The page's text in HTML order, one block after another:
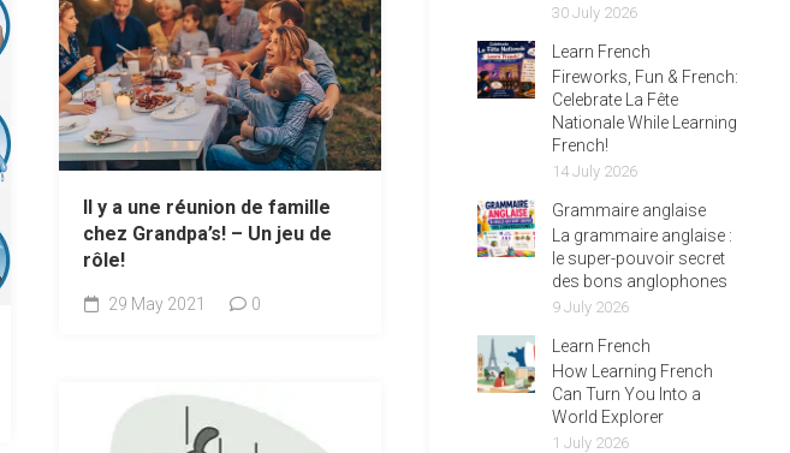
Il y a une réunion de famille
chez Grandpa’s! – Un jeu de
rôle!
29 May 2021 0
30 July 2026
Learn French
Fireworks, Fun & French:
Celebrate La Fête
Nationale While Learning
French!
14 July 2026
Grammaire anglaise
La grammaire anglaise :
le super-pouvoir secret
des bons anglophones
9 July 2026
Learn French
How Learning French
Can Turn You Into a
World Explorer
1 July 2026